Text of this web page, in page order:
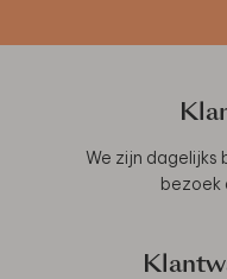
We zijn dagelijks
bezoek